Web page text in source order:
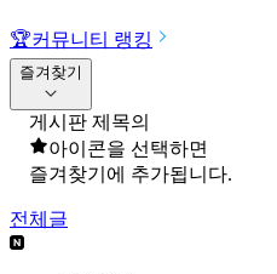
🏆커뮤니티 랭킹
즐겨찾기
게시판 제목의
아이콘을 선택하면
즐겨찾기에 추가됩니다.
전체글